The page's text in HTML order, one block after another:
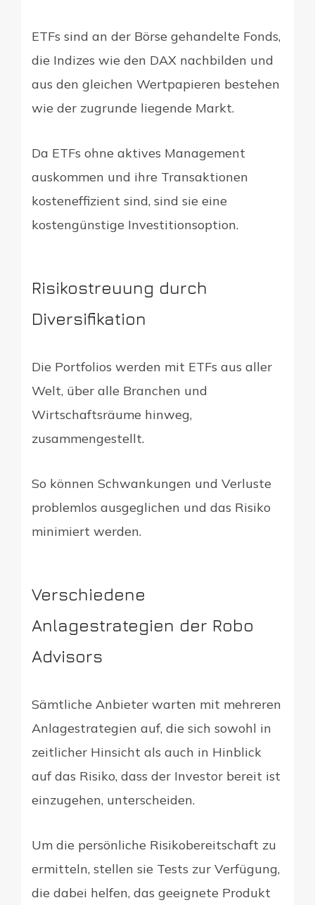
ETFs sind an der Börse gehandelte Fonds,
die Indizes wie den DAX nachbilden und
aus den gleichen Wertpapieren bestehen
wie der zugrunde liegende Markt.
Da ETFs ohne aktives Management
auskommen und ihre Transaktionen
kosteneffizient sind, sind sie eine
kostengünstige Investitionsoption.
Risikostreuung durch
Diversifikation
Die Portfolios werden mit ETFs aus aller
Welt, über alle Branchen und
Wirtschaftsräume hinweg,
zusammengestellt.
So können Schwankungen und Verluste
problemlos ausgeglichen und das Risiko
minimiert werden.
Verschiedene
Anlagestrategien der Robo
Advisors
Sämtliche Anbieter warten mit mehreren
Anlagestrategien auf, die sich sowohl in
zeitlicher Hinsicht als auch in Hinblick
auf das Risiko, dass der Investor bereit ist
einzugehen, unterscheiden.
Um die persönliche Risikobereitschaft zu
ermitteln, stellen sie Tests zur Verfügung,
die dabei helfen, das geeignete Produkt